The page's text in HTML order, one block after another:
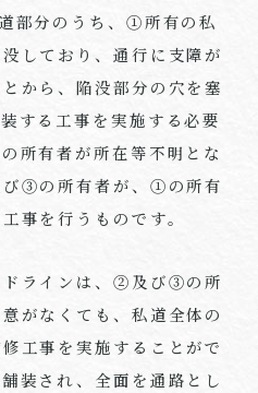
部分のうち、①所有の私
しており、通行に支障が
から、陥没部分の穴を塞
する工事を実施する必要
所有者が所在等不明とな
③の所有者が、①の所有
事を行うものです。
ドラインは、②及び③の所
がなくても、私道全体の
工事を実施することがで
装され、全面を通路とし